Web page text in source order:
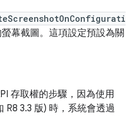
幕截圖。這項設定預設為關
存取權的步驟，因為使用
R8 3.3 版) 時，系統會透過